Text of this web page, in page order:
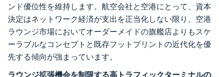
ンド優位性を維持します。航空会社と空港にとって、資本
決定はネットワーク経済が支出を正当化しない限り、空港
ラウンジ市場においてオーダーメイドの旗艦店よりもスケ
ーラブルなコンセプトと既存フットプリントの近代化を優
先する傾向が強まっています。
ラウンジ拡張機会を制限する高トラフィックターミナルの